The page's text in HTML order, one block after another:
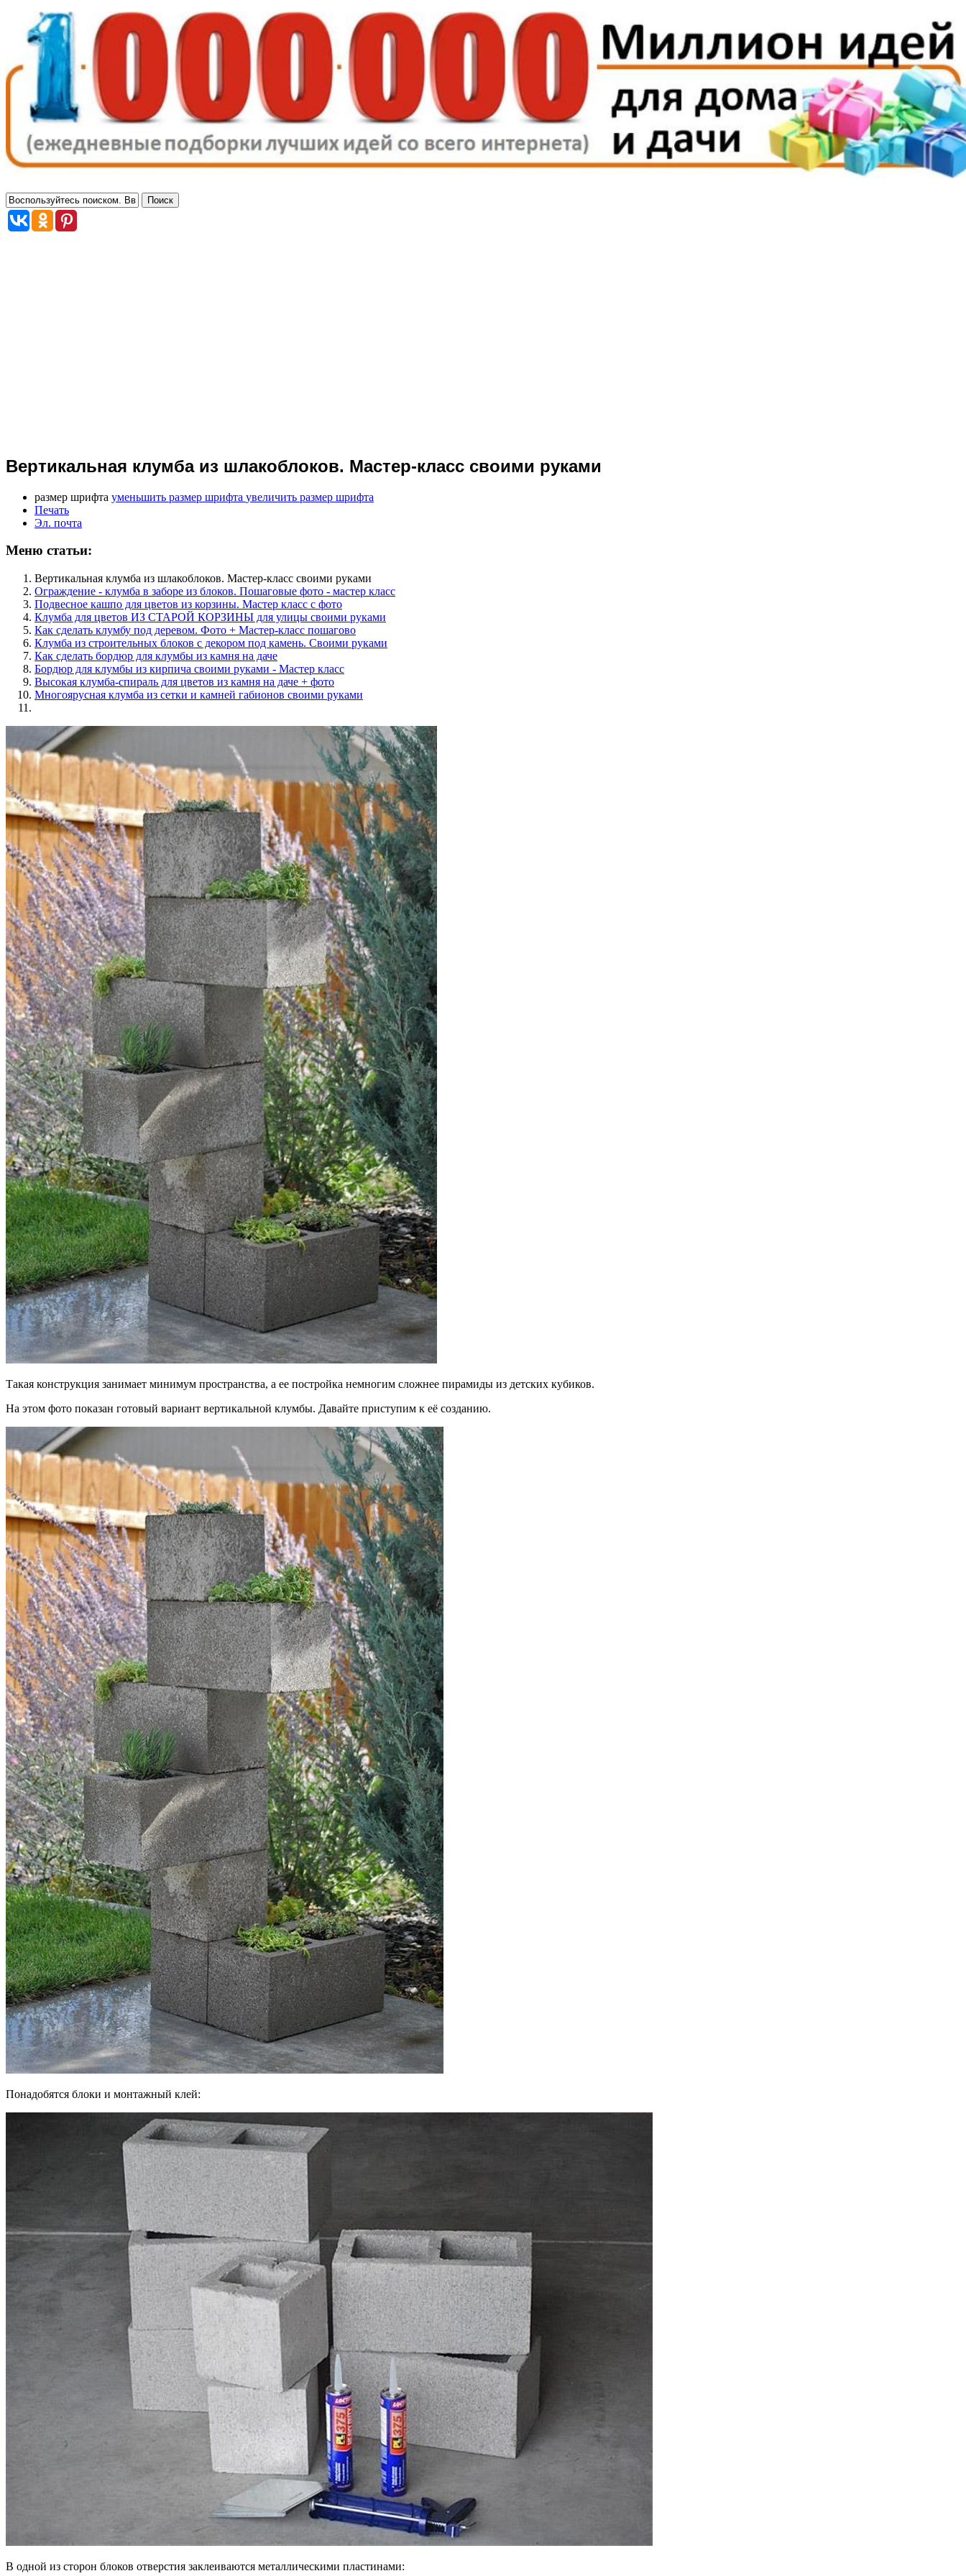
Вертикальная клумба из шлакоблоков. Мастер-класс своими руками
размер шрифта уменьшить размер шрифта увеличить размер шрифта
Печать
Эл. почта
Меню статьи:
Вертикальная клумба из шлакоблоков. Мастер-класс своими руками
Ограждение - клумба в заборе из блоков. Пошаговые фото - мастер класс
Подвесное кашпо для цветов из корзины. Мастер класс с фото
Клумба для цветов ИЗ СТАРОЙ КОРЗИНЫ для улицы своими руками
Как сделать клумбу под деревом. Фото + Мастер-класс пошагово
Клумба из строительных блоков с декором под камень. Своими руками
Как сделать бордюр для клумбы из камня на даче
Бордюр для клумбы из кирпича своими руками - Мастер класс
Высокая клумба-спираль для цветов из камня на даче + фото
Многоярусная клумба из сетки и камней габионов своими руками
Такая конструкция занимает минимум пространства, а ее постройка немногим сложнее пирамиды из детских кубиков.
На этом фото показан готовый вариант вертикальной клумбы. Давайте приступим к её созданию.
Понадобятся блоки и монтажный клей:
В одной из сторон блоков отверстия заклеиваются металлическими пластинами: